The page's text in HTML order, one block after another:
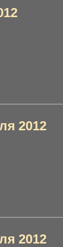
2012
2012